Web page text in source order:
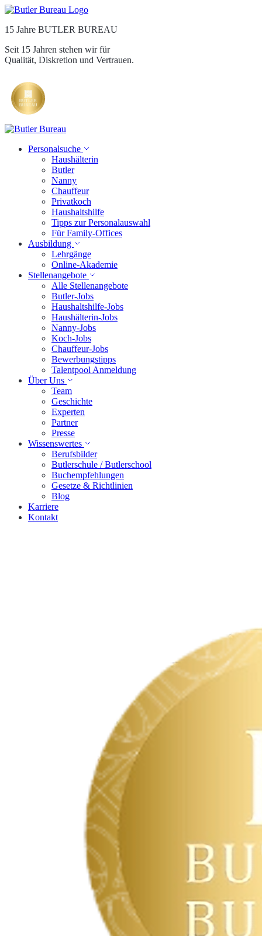
15 Jahre BUTLER BUREAU
Seit 15 Jahren stehen wir für
Qualität, Diskretion und Vertrauen.
Personalsuche
Haushälterin
Butler
Nanny
Chauffeur
Privatkoch
Haushaltshilfe
Tipps zur Personalauswahl
Für Family-Offices
Ausbildung
Lehrgänge
Online-Akademie
Stellenangebote
Alle Stellenangebote
Butler-Jobs
Haushaltshilfe-Jobs
Haushälterin-Jobs
Nanny-Jobs
Koch-Jobs
Chauffeur-Jobs
Bewerbungstipps
Talentpool Anmeldung
Über Uns
Team
Geschichte
Experten
Partner
Presse
Wissenswertes
Berufsbilder
Butlerschule / Butlerschool
Buchempfehlungen
Gesetze & Richtlinien
Blog
Karriere
Kontakt